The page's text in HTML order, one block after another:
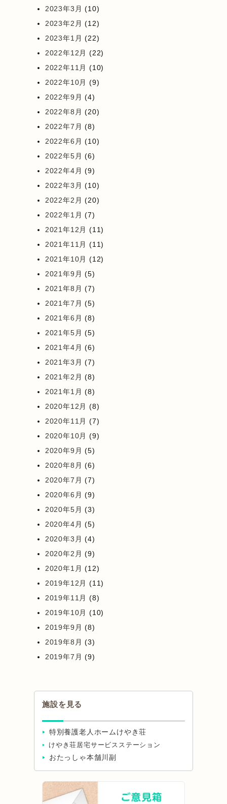
2023年3月 (10)
2023年2月 (12)
2023年1月 (22)
2022年12月 (22)
2022年11月 (10)
2022年10月 (9)
2022年9月 (4)
2022年8月 (20)
2022年7月 (8)
2022年6月 (10)
2022年5月 (6)
2022年4月 (9)
2022年3月 (10)
2022年2月 (20)
2022年1月 (7)
2021年12月 (11)
2021年11月 (11)
2021年10月 (12)
2021年9月 (5)
2021年8月 (7)
2021年7月 (5)
2021年6月 (8)
2021年5月 (5)
2021年4月 (6)
2021年3月 (7)
2021年2月 (8)
2021年1月 (8)
2020年12月 (8)
2020年11月 (7)
2020年10月 (9)
2020年9月 (5)
2020年8月 (6)
2020年7月 (7)
2020年6月 (9)
2020年5月 (3)
2020年4月 (5)
2020年3月 (4)
2020年2月 (9)
2020年1月 (12)
2019年12月 (11)
2019年11月 (8)
2019年10月 (10)
2019年9月 (8)
2019年8月 (3)
2019年7月 (9)
施設を見る
特別養護老人ホームけやき荘
けやき荘居宅サービスステーション
おたっしゃ本舗川副